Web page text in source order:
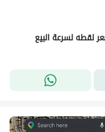
لقطه لسرعة البيع